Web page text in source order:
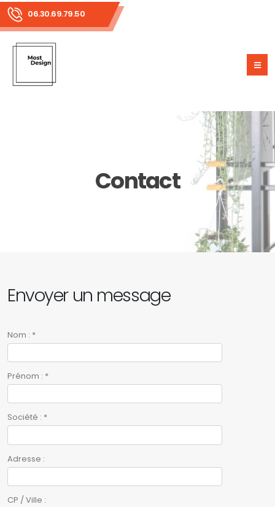
06.30.69.79.50
Contact
Envoyer un message
Nom : *
Prénom : *
Société : *
Adresse :
CP / Ville :